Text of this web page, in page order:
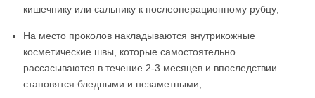
кишечнику или сальнику к послеоперационному рубцу;
На место проколов накладываются внутрикожные
косметические швы, которые самостоятельно
рассасываются в течение 2-3 месяцев и впоследствии
становятся бледными и незаметными;